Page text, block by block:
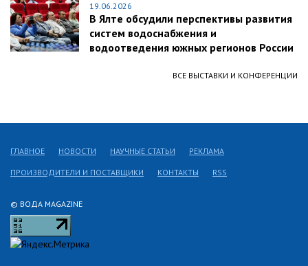
19.06.2026
В Ялте обсудили перспективы развития
систем водоснабжения и
водоотведения южных регионов России
ВСЕ ВЫСТАВКИ И КОНФЕРЕНЦИИ
© ВОДА MAGAZINE
ГЛАВНОЕ НОВОСТИ НАУЧНЫЕ СТАТЬИ РЕКЛАМА
ПРОИЗВОДИТЕЛИ И ПОСТАВЩИКИ КОНТАКТЫ RSS